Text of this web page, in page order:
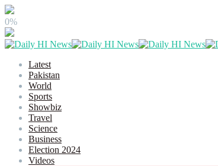
0%
Latest
Pakistan
World
Sports
Showbiz
Travel
Science
Business
Election 2024
Videos